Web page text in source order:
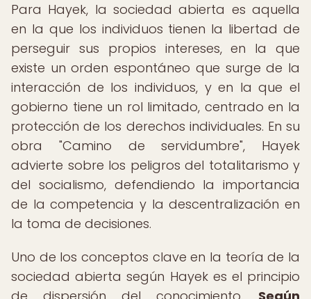
Para Hayek, la sociedad abierta es aquella
en la que los individuos tienen la libertad de
perseguir sus propios intereses, en la que
existe un orden espontáneo que surge de la
interacción de los individuos, y en la que el
gobierno tiene un rol limitado, centrado en la
protección de los derechos individuales. En su
obra "Camino de servidumbre", Hayek
advierte sobre los peligros del totalitarismo y
del socialismo, defendiendo la importancia
de la competencia y la descentralización en
la toma de decisiones.
Uno de los conceptos clave en la teoría de la
sociedad abierta según Hayek es el principio